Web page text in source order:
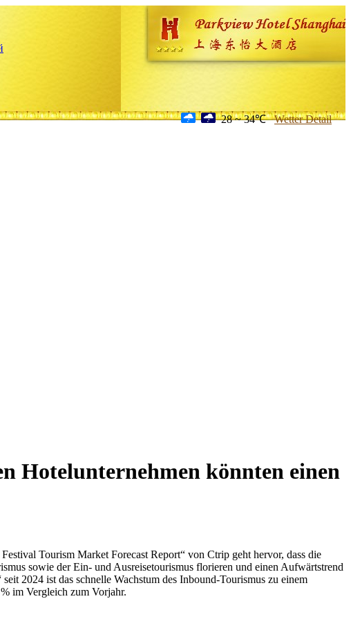
28 ~ 34℃ Wetter Detail
Hotelunternehmen könnten einen
Tourism Market Forecast Report“ von Ctrip geht hervor, dass die
sowie der Ein- und Ausreisetourismus florieren und einen Aufwärtstrend
2024 ist das schnelle Wachstum des Inbound-Tourismus zu einem
im Vergleich zum Vorjahr.